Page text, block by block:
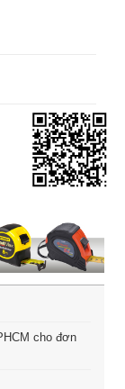
cho đơn